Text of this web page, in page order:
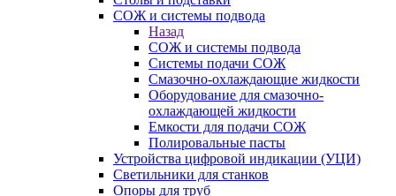
СОЖ и системы подвода
Назад
СОЖ и системы подвода
Системы подачи СОЖ
Смазочно-охлаждающие жидкости
Оборудование для смазочно-
охлаждающей жидкости
Емкости для подачи СОЖ
Полировальные пасты
Устройства цифровой индикации (УЦИ)
Светильники для станков
Опоры для труб